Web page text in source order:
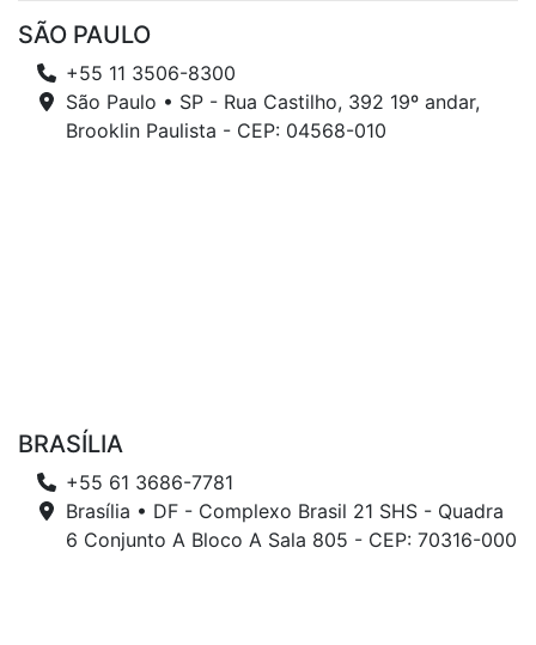
SÃO PAULO
+55 11 3506-8300
São Paulo • SP - Rua Castilho, 392 19º andar,
Brooklin Paulista - CEP: 04568-010
BRASÍLIA
+55 61 3686-7781
Brasília • DF - Complexo Brasil 21 SHS - Quadra
6 Conjunto A Bloco A Sala 805 - CEP: 70316-000